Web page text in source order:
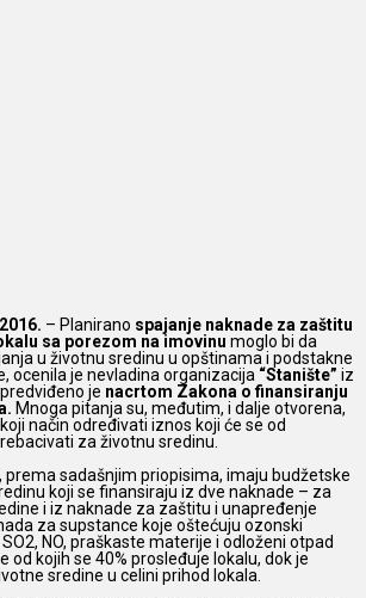
– Planirano spajanje naknade za zaštitu
sa porezom na imovinu moglo bi da
u životnu sredinu u opštinama i podstakne
ocenila je nevladina organizacija “Stanište” iz
je nacrtom Zakona o finansiranju
Mnoga pitanja su, međutim, i dalje otvorena,
način određivati iznos koji će se od
za životnu sredinu.
prema sadašnjim priopisima, imaju budžetske
koji se finansiraju iz dve naknade – za
i iz naknade za zaštitu i unapređenje
za supstance koje oštećuju ozonski
NO, praškaste materije i odloženi otpad
od kojih se 40% prosleđuje lokalu, dok je
sredine u celini prihod lokala.